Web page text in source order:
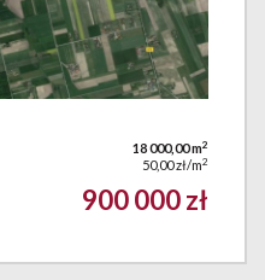
18 000,00 m2
50,00 zł/m2
900 000 zł